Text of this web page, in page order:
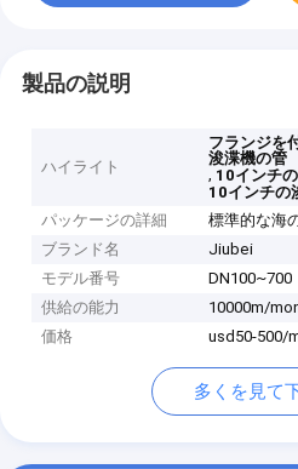
製品の説明
ハイライト
フランジを
浚渫機の管
, 10インチ
10インチの
パッケージの詳細
標準的な海
ブランド名
Jiubei
モデル番号
DN100~700
供給の能力
10000m/
価格
usd50-500/
多くを見て